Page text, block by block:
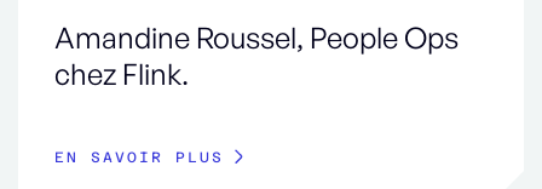
Amandine Roussel, People Ops
chez Flink.
EN SAVOIR PLUS